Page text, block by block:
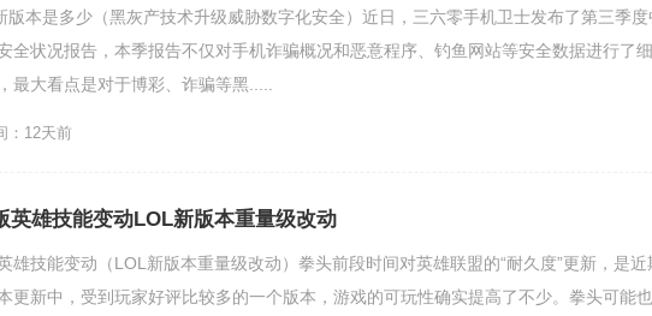
版本是多少（黑灰产技术升级威胁数字化安全）近日，三六零手机卫士发布了第三季度
全状况报告，本季报告不仅对手机诈骗概况和恶意程序、钓鱼网站等安全数据进行了细
最大看点是对于博彩、诈骗等黑.....
：12天前
英雄技能变动LOL新版本重量级改动
雄技能变动（LOL新版本重量级改动）拳头前段时间对英雄联盟的“耐久度”更新，是近
更新中，受到玩家好评比较多的一个版本，游戏的可玩性确实提高了不少。拳头可能也